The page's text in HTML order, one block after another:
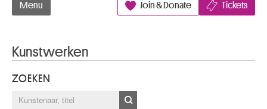
Menu Join & Donate Tickets
Kunstwerken
ZOEKEN